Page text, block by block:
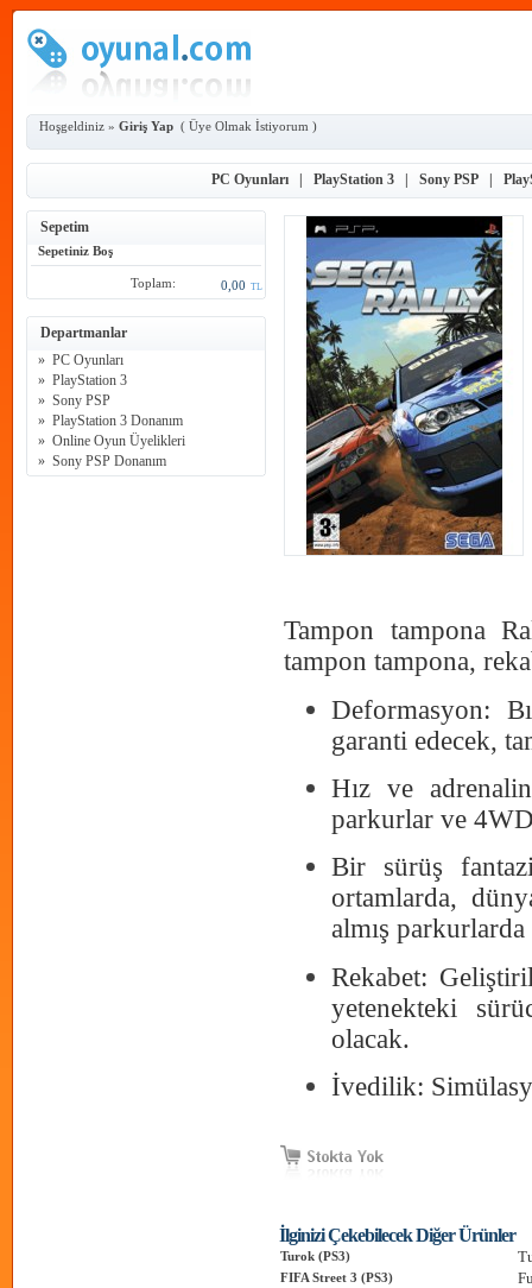
Hoşgeldiniz » Giriş Yap ( Üye Olmak İstiyorum )
PC Oyunları| PlayStation 3| Sony PSP|
Sepetim
Sepetiniz Boş
Toplam: 0,00 TL
Departmanlar
» PC Oyunları
» PlayStation 3
» Sony PSP
» PlayStation 3 Donanım
» Online Oyun Üyelikleri
» Sony PSP Donanım
Tampon tampona
tampon tampona,
Deformasyon:
garanti edecek,
Hız ve
parkurlar ve
Bir sürüş
ortamlarda,
almış parkurlarda
Rekabet:
yetenekteki
olacak.
İvedilik:
İlginizi Çekebilecek Diğer Ürünler
Turok (PS3)
FIFA Street 3 (PS3)